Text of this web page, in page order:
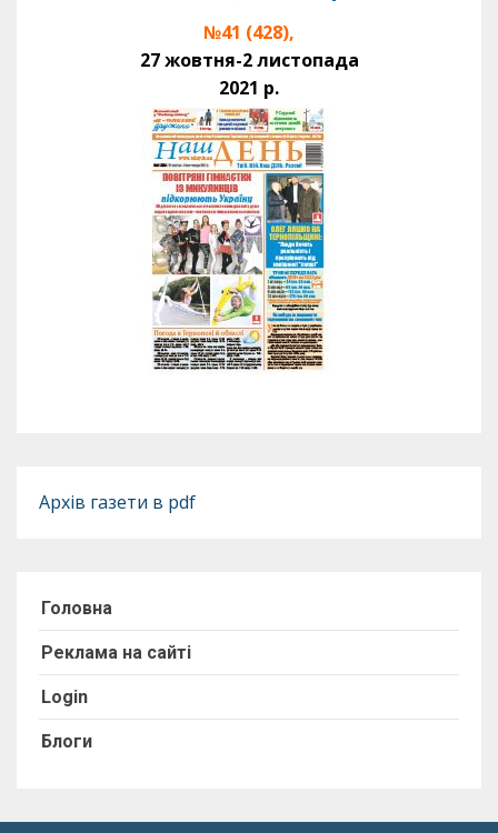
№41 (428),
27 жовтня-2 листопада
2021 р.
Архів газети в pdf
Головна
Реклама на сайті
Login
Блоги